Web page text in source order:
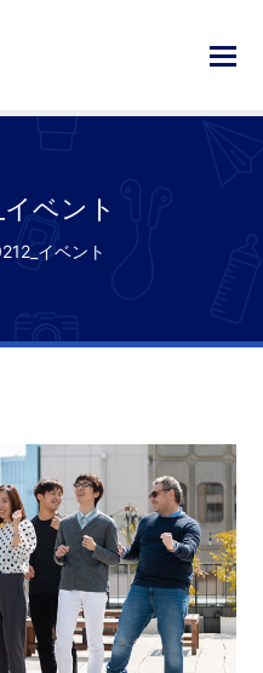
ベント
イベント